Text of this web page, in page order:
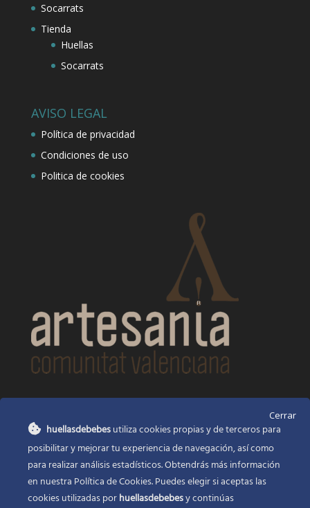
Socarrats
Tienda
Huellas
Socarrats
AVISO LEGAL
Política de privacidad
Condiciones de uso
Politica de cookies
Huellas de bebés
Santa Ana, 22Alcasser Valencia 46290
625 120 591
Cerrar
huellasdebebesutiliza cookies propias y de terceros para
posibilitar y mejorar tu experiencia de navegación, así como
para realizar análisis estadísticos. Obtendrás más información
en nuestra Política de Cookies. Puedes elegir si aceptas las
cookies utilizadas porhuellasdebebesy continúas